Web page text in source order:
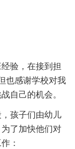
验，在接到担
也感谢学校对我
自己的机会。
孩子们由幼儿
了加快他们对
：